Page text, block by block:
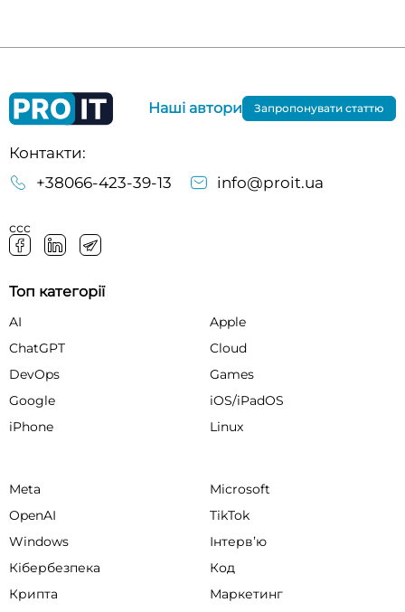
Контакти:
+38066-423-39-13
info@proit.ua
ссс
Наші автори Запропонувати статтю
Топ категорії
AI
Apple
ChatGPT
Cloud
DevOps
Games
Google
iOS/iPadOS
iPhone
Linux
Meta
Microsoft
OpenAI
TikTok
Windows
Інтервʼю
Кібербезпека
Код
Крипта
Маркетинг